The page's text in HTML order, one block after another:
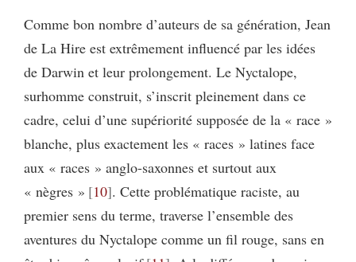
Comme bon nombre d’auteurs de sa génération, Jean
de La Hire est extrêmement influencé par les idées
de Darwin et leur prolongement. Le Nyctalope,
surhomme construit, s’inscrit pleinement dans ce
cadre, celui d’une supériorité supposée de la « race »
blanche, plus exactement les « races » latines face
aux « races » anglo-saxonnes et surtout aux
« nègres » 10 . Cette problématique raciste, au
premier sens du terme, traverse l’ensemble des
aventures du Nyctalope comme un fil rouge, sans en